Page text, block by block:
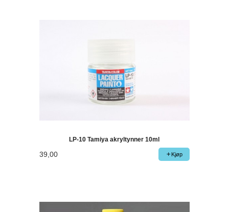
LP-10 Tamiya akryltynner 10ml
39,00 Kjøp